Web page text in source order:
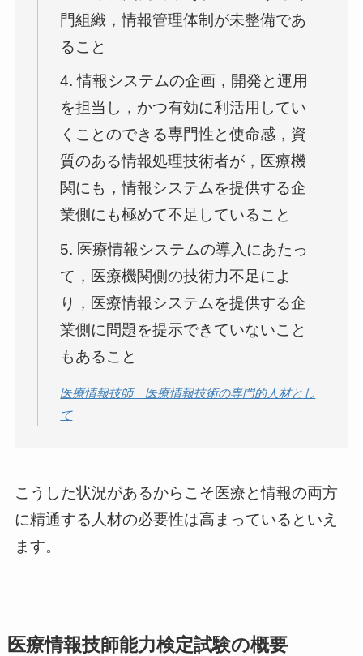
門組織，情報管理体制が未整備であ
ること
4. 情報システムの企画，開発と運用
を担当し，かつ有効に利活用してい
くことのできる専門性と使命感，資
質のある情報処理技術者が，医療機
関にも，情報システムを提供する企
業側にも極めて不足していること
5. 医療情報システムの導入にあたっ
て，医療機関側の技術力不足によ
り，医療情報システムを提供する企
業側に問題を提示できていないこと
もあること
医療情報技師 医療情報技術の専門的人材とし
て
こうした状況があるからこそ医療と情報の両方
に精通する人材の必要性は高まっているといえ
ます。
医療情報技師能力検定試験の概要